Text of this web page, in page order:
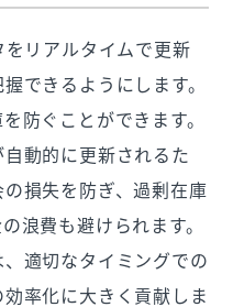
リアルタイムで更新
できるようにします。
防ぐことができます。
動的に更新されるた
損失を防ぎ、過剰在庫
浪費も避けられます。
適切なタイミングでの
率化に大きく貢献しま